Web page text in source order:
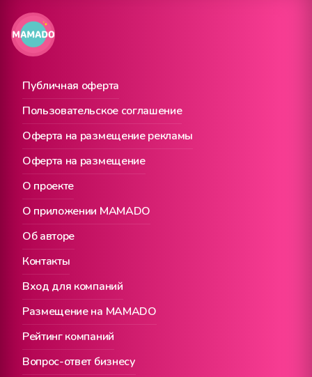
Публичная оферта
О проекте
Вход для компаний
Пользовательское соглашение
О приложении MAMADO
Размещение на MAMADO
Оферта на размещение рекламы
Об авторе
Рейтинг компаний
Оферта на размещение
Контакты
Вопрос-ответ бизнесу